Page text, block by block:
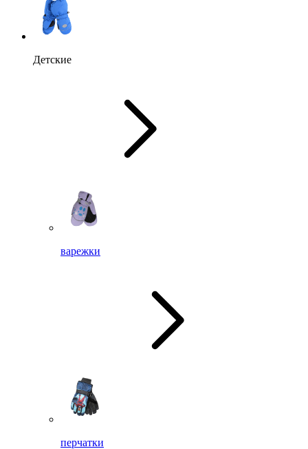
Детские
варежки
перчатки